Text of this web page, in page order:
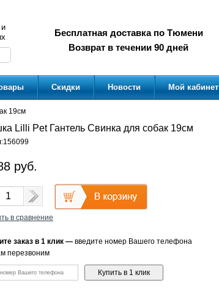
Бесплатная доставка по Тюмени
Возврат в течении 90 дней
Скидки Новости Мой кабинет
19см
Lilli Pet Гантель Свинка для собак 19см
156099
руб.
в сравнение
заказ в 1 клик — введите номер Вашего телефона
перезвоним